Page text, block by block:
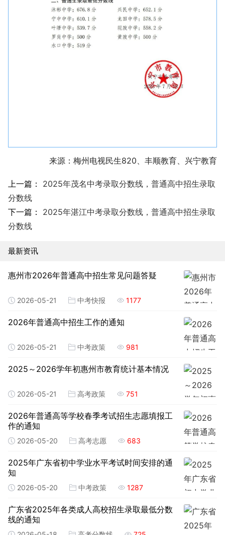
来源：梅州电视民生820、丰顺教育、兴宁教育
上一篇： 2025年茂名中考录取分数线，普通高中招生录取
分数线
下一篇： 2025年湛江中考录取分数线，普通高中招生录取
分数线
最新资讯
惠州市2026年普通高中招生常见问题答疑
2026-05-21 中考快报 1177
2026年普通高中招生工作的通知
2026-05-21 中考政策 981
2025～2026学年初惠州市教育统计基本情况
2026-05-21 高考政策 751
2026年普通高等学校春季考试招生志愿填报工
作的通知
2026-05-20 高考志愿 683
2025年广东省初中学业水平考试时间安排的通
知
2026-05-20 中考政策 1287
广东省2025年各类成人高校招生录取最低分数
线的通知